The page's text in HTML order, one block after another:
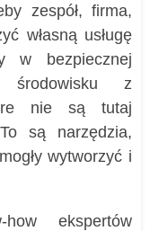
zespół, firma,
własną usługę
w bezpiecznej
środowisku z
nie są tutaj
są narzędzia,
wytworzyć i
how ekspertów